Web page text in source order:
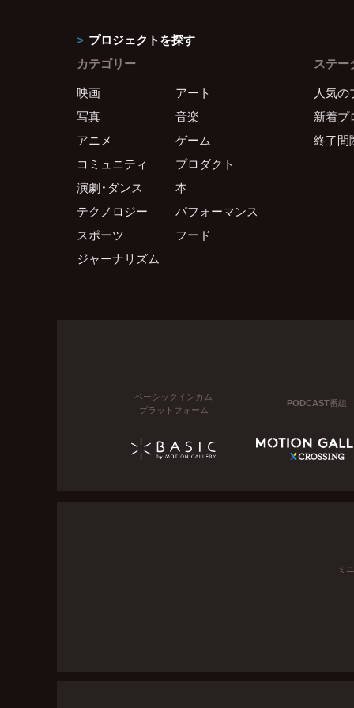
プロジェクトを探す
カテゴリー
映画
アート
写真
音楽
アニメ
ゲーム
コミュニティ
プロダクト
演劇・ダンス
本
テクノロジー
パフォーマンス
スポーツ
フード
ジャーナリズム
ステー
人気の
新着プ
終了間
ベーシックインカム
プラットフォーム
PODCAST番組
ミ